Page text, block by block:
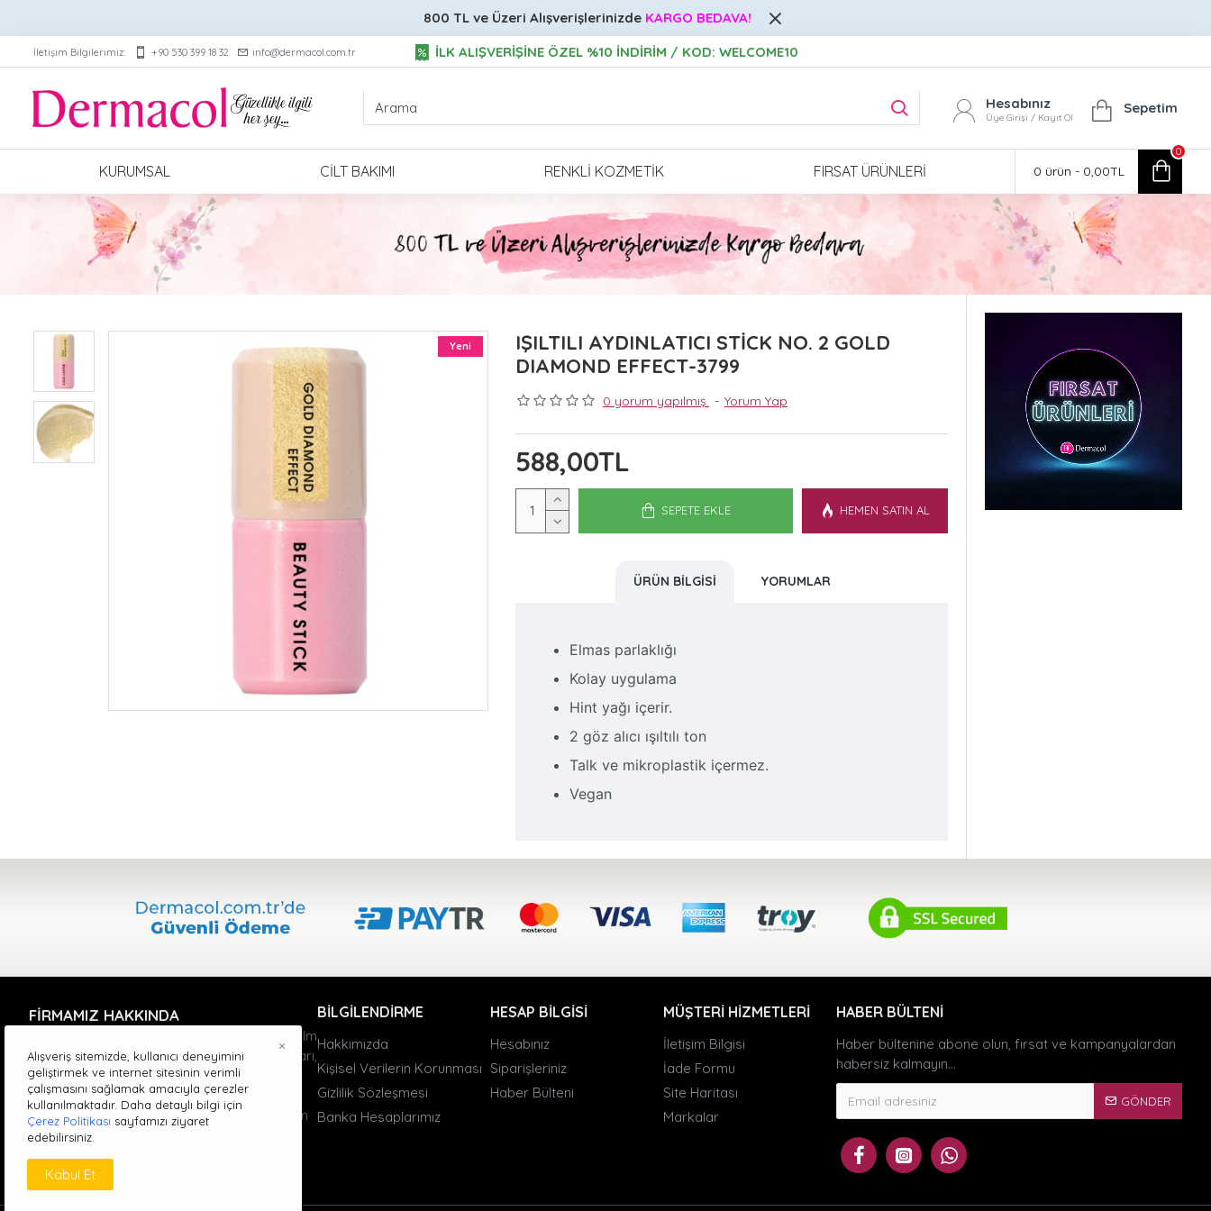
800 TL ve Üzeri Alışverişlerinizde KARGO BEDAVA!
İletişim Bilgilerimiz: +90 530 399 18 32 info@dermacol.com.tr İLK ALIŞVERİŞİNE ÖZEL %10 İNDİRİM / KOD: WELCOME10
Hesabınız
Üye Girişi / Kayıt Ol
Sepetim
KURUMSAL CILT BAKIMI RENKLI KOZMETIK FIRSAT ÜRÜNLERI 0 ürün - 0,00TL
0
Yeni
IŞILTILI AYDINLATICI STİCK NO. 2 GOLD
DIAMOND EFFECT-3799
0 yorum yapılmış. - Yorum Yap
588,00TL
SEPETE EKLE HEMEN SATIN AL
ÜRÜN BILGISI YORUMLAR
Elmas parlaklığı
Kolay uygulama
Hint yağı içerir.
2 göz alıcı ışıltılı ton
Talk ve mikroplastik içermez.
Vegan
FIRMAMIZ HAKKINDA
Dermacol markası, 50 yıl önce Barrandov Film
Stüdyolarında doğdu. Film stüdyosu uzmanları,
Prag'daki Tıbbi Kozmetik Enstitüsü ile cilt
kusurlarını kapatacak bir fondöten geliştirdi.
Güzellik uzmanı Olga Knoblochová, markanın
ilk günlerinden itibaren yer aldı.
BILGILENDIRME
Hakkımızda
Kişisel Verilerin Korunması
Gizlilik Sözleşmesi
Banka Hesaplarımız
HESAP BILGISI
Hesabınız
Siparişleriniz
Haber Bülteni
MÜŞTERI HIZMETLERI
İletişim Bilgisi
İade Formu
Site Haritası
Markalar
HABER BÜLTENI
Haber bültenine abone olun, fırsat ve kampanyalardan
habersiz kalmayın...
GÖNDER
Alışveriş sitemizde, kullanıcı deneyimini
geliştirmek ve internet sitesinin verimli
çalışmasını sağlamak amacıyla çerezler
kullanılmaktadır. Daha detaylı bilgi için
Çerez Politikası sayfamızı ziyaret
edebilirsiniz.
Kabul Et
×